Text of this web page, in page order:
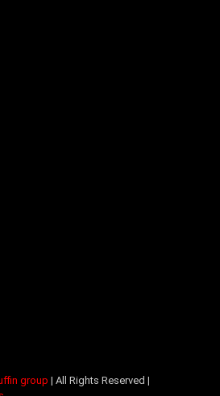
group | All Rights Reserved |